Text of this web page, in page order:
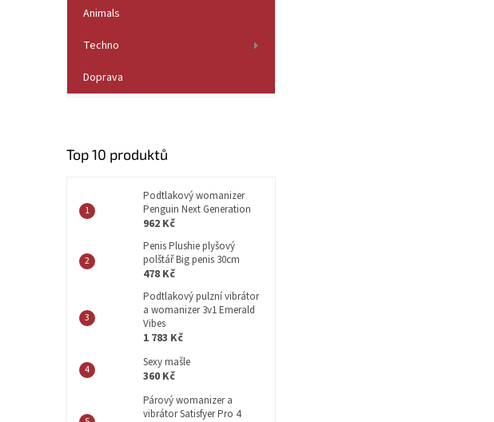
l
Animals
Techno
Doprava
Top 10 produktů
Podtlakový womanizer
Penguin Next Generation
962 Kč
Penis Plushie plyšový
polštář Big penis 30cm
478 Kč
Podtlakový pulzní vibrátor
a womanizer 3v1 Emerald
Vibes
1 783 Kč
Sexy mašle
360 Kč
Párový womanizer a
vibrátor Satisfyer Pro 4